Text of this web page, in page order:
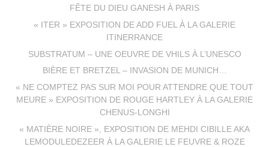
FÊTE DU DIEU GANESH À PARIS
« ITER » EXPOSITION DE ADD FUEL À LA GALERIE
ITINERRANCE
SUBSTRATUM – UNE OEUVRE DE VHILS À L’UNESCO
BIÈRE ET BRETZEL – INVASION DE MUNICH…
« NE COMPTEZ PAS SUR MOI POUR ATTENDRE QUE TOUT
MEURE » EXPOSITION DE ROUGE HARTLEY À LA GALERIE
CHENUS-LONGHI
« MATIÈRE NOIRE », EXPOSITION DE MEHDI CIBILLE AKA
LEMODULEDEZEER À LA GALERIE LE FEUVRE & ROZE